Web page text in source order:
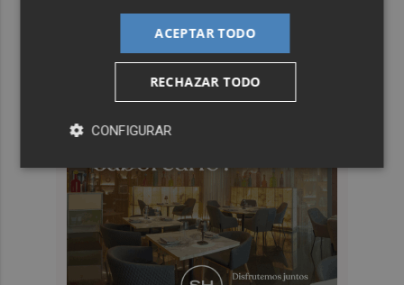
ACEPTAR TODO
RECHAZAR TODO
CONFIGURAR